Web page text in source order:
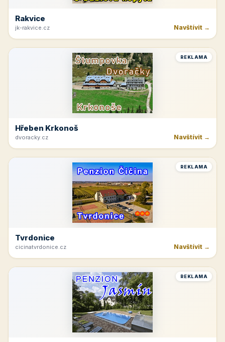
Rakvice
jk-rakvice.cz Navštívit →
REKLAMA
Hřeben Krkonoš
dvoracky.cz Navštívit →
REKLAMA
Tvrdonice
cicinatvrdonice.cz Navštívit →
REKLAMA